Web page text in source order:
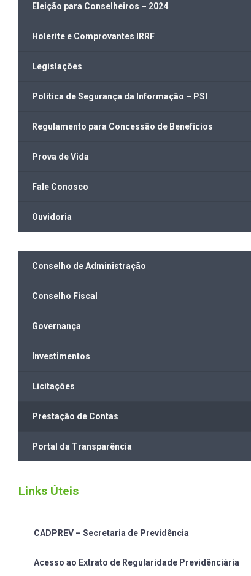
Eleição para Conselheiros – 2024
Holerite e Comprovantes IRRF
Legislações
Politica de Segurança da Informação – PSI
Regulamento para Concessão de Benefícios
Prova de Vida
Fale Conosco
Ouvidoria
Conselho de Administração
Conselho Fiscal
Governança
Investimentos
Licitações
Prestação de Contas
Portal da Transparência
Links Úteis
CADPREV – Secretaria de Previdência
Acesso ao Extrato de Regularidade Previdênciária